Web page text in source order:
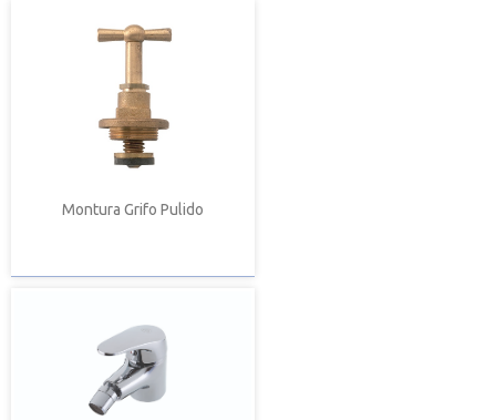
Montura Grifo Pulido